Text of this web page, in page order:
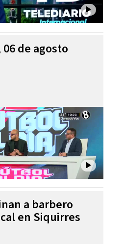
de agosto
a barbero
en Siquirres